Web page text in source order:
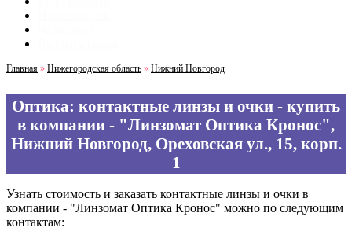
Главная » Нижегородская область » Нижний Новгород
Оптика: контактные линзы и очки - купить
в компании - "Линзомат Оптика Кронос",
Нижний Новгород, Ореховская ул., 15, корп.
1
Узнать стоимость и заказать контактные линзы и очки в
компании - "Линзомат Оптика Кронос" можно по следующим
контактам: